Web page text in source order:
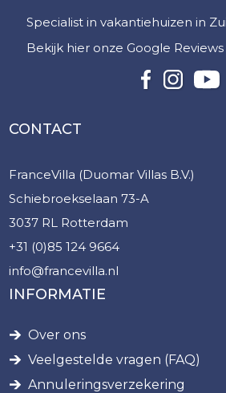
Specialist in vakantiehuizen in
Bekijk hier onze Google Reviews
CONTACT
FranceVilla (Duomar Villas B.V.)
Schiebroekselaan 73-A
3037 RL Rotterdam
+31 (0)85 124 9664
info@francevilla.nl
INFORMATIE
Over ons
Veelgestelde vragen (FAQ)
Annuleringsverzekering